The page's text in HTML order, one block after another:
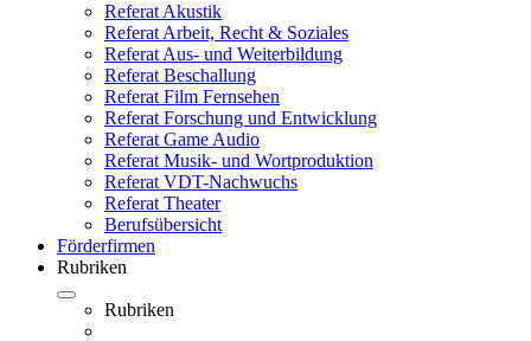
Referat Akustik
Referat Arbeit, Recht & Soziales
Referat Aus- und Weiterbildung
Referat Beschallung
Referat Film Fernsehen
Referat Forschung und Entwicklung
Referat Game Audio
Referat Musik- und Wortproduktion
Referat VDT-Nachwuchs
Referat Theater
Berufsübersicht
Förderfirmen
Rubriken
Rubriken